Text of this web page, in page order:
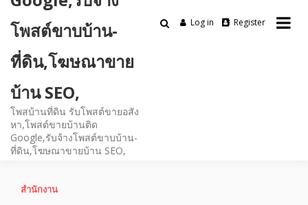
โพสต์ขาบบ้าน-
ที่ดิน,โฆษณาขาย
บ้าน SEO,
โพสบ้านที่ดิน รับโพสต์ขายอสัง
หา,โพสต์ขายบ้านติด
Google,รับจ้างโพสต์ขาบบ้าน-
ที่ดิน,โฆษณาขายบ้าน SEO,
Log in Register
สำนักงาน